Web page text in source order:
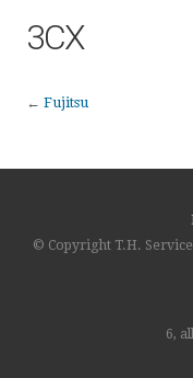
3CX
← Fujitsu
© Copyright T.H.
6,